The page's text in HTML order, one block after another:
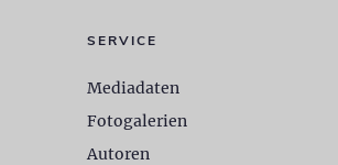
SERVICE
Mediadaten
Fotogalerien
Autoren